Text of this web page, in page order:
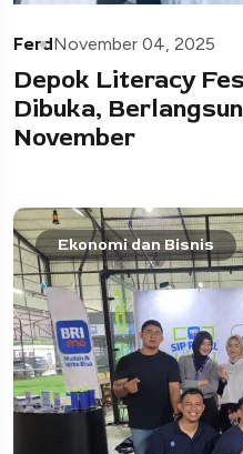
FerdNovember 04, 2025
Depok Literacy
Dibuka,
November
Ekonomi dan Bisnis